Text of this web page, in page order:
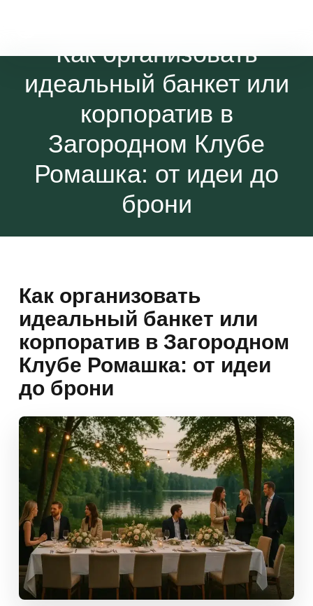
Как организовать
идеальный банкет или
корпоратив в
Загородном Клубе
Ромашка: от идеи до
брони
Как организовать
идеальный банкет или
корпоратив в Загородном
Клубе Ромашка: от идеи
до брони